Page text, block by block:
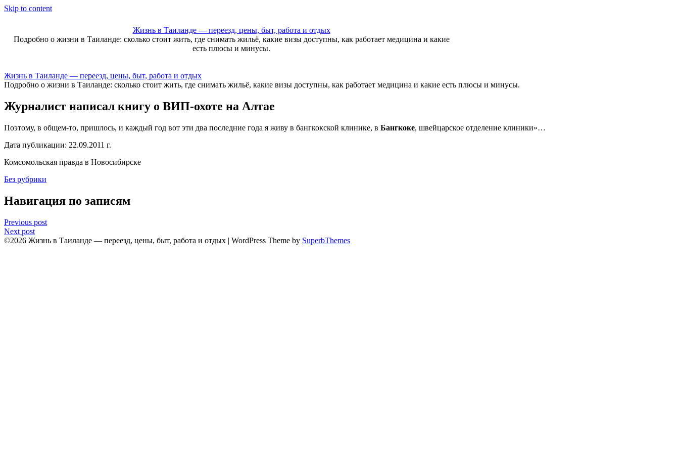
Skip to content
Жизнь в Таиланде — переезд, цены, быт, работа и отдых
Подробно о жизни в Таиланде: сколько стоит жить, где снимать жильё, какие визы доступны, как работает медицина и какие
есть плюсы и минусы.
Жизнь в Таиланде — переезд, цены, быт, работа и отдых
Подробно о жизни в Таиланде: сколько стоит жить, где снимать жильё, какие визы доступны, как работает медицина и какие есть плюсы и минусы.
Журналист написал книгу о ВИП-охоте на Алтае
Поэтому, в общем-то, пришлось, и каждый год вот эти два последние года я живу в бангкокской клинике, в Бангкоке, швейцарское отделение клиники»…
Дата публикации: 22.09.2011 г.
Комсомольская правда в Новосибирске
Без рубрики
Навигация по записям
Previous post
Next post
©2026 Жизнь в Таиланде — переезд, цены, быт, работа и отдых | WordPress Theme by SuperbThemes